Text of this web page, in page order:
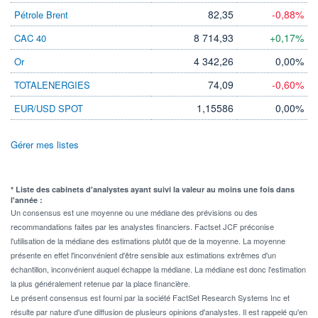
Pétrole Brent 82,35 -0,88%
CAC 40 8 714,93 +0,17%
Or 4 342,26 0,00%
TOTALENERGIES 74,09 -0,60%
EUR/USD SPOT 1,15586 0,00%
Gérer mes listes
* Liste des cabinets d'analystes ayant suivi la valeur au moins une fois dans
l'année :
Un consensus est une moyenne ou une médiane des prévisions ou des
recommandations faites par les analystes financiers. Factset JCF préconise
l'utilisation de la médiane des estimations plutôt que de la moyenne. La moyenne
présente en effet l'inconvénient d'être sensible aux estimations extrêmes d'un
échantillon, inconvénient auquel échappe la médiane. La médiane est donc l'estimation
la plus généralement retenue par la place financière.
Le présent consensus est fourni par la société FactSet Research Systems Inc et
résulte par nature d'une diffusion de plusieurs opinions d'analystes. Il est rappelé qu'en